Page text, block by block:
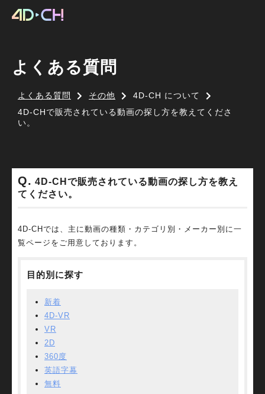
よくある質問
よくある質問 その他
4D-CH について
4D-CHで販売されている動画の探し方を教えてくださ
い。
4D-CHで販売されている動画の探し方を教え
てください。
4D-CHでは、主に動画の種類・カテゴリ別・メーカー別に一
覧ページをご用意しております。
目的別に探す
新着
4D-VR
VR
2D
360度
英語字幕
無料